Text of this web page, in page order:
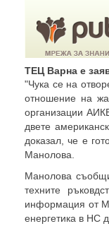
ТЕЦ Варна е
"Чука се на
отношение на
организации
двете
доказал, че е
Манолова.
Манолова
техните
информация от
енергетика в НС